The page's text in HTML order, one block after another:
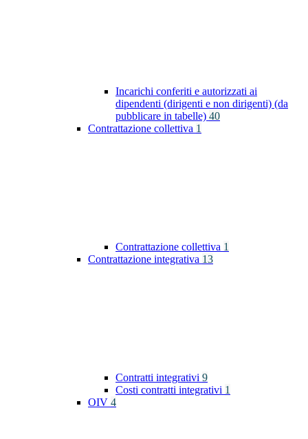
Incarichi conferiti e autorizzati ai
dipendenti (dirigenti e non dirigenti) (da
pubblicare in tabelle) 40
Contrattazione collettiva 1
Contrattazione collettiva 1
Contrattazione integrativa 13
Contratti integrativi 9
Costi contratti integrativi 1
OIV 4